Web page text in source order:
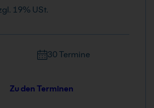
19% USt.
30 Termine
Zu den Terminen